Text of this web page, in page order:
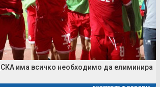
има всичко необходимо да елиминира